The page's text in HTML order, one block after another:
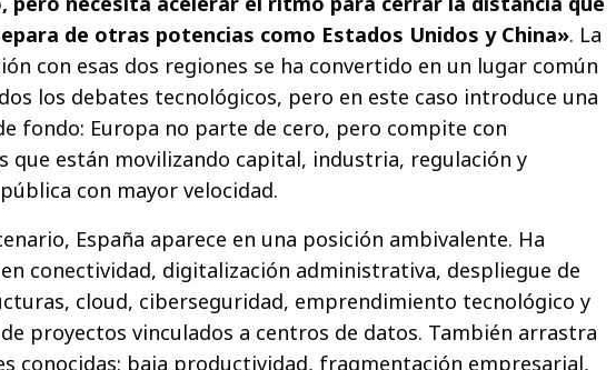
de otras potencias como Estados Unidos y China». La
con esas dos regiones se ha convertido en un lugar común
los debates tecnológicos, pero en este caso introduce una
fondo: Europa no parte de cero, pero compite con
que están movilizando capital, industria, regulación y
con mayor velocidad.
España aparece en una posición ambivalente. Ha
conectividad, digitalización administrativa, despliegue de
cloud, ciberseguridad, emprendimiento tecnológico y
proyectos vinculados a centros de datos. También arrastra
conocidas: baja productividad, fragmentación empresarial,